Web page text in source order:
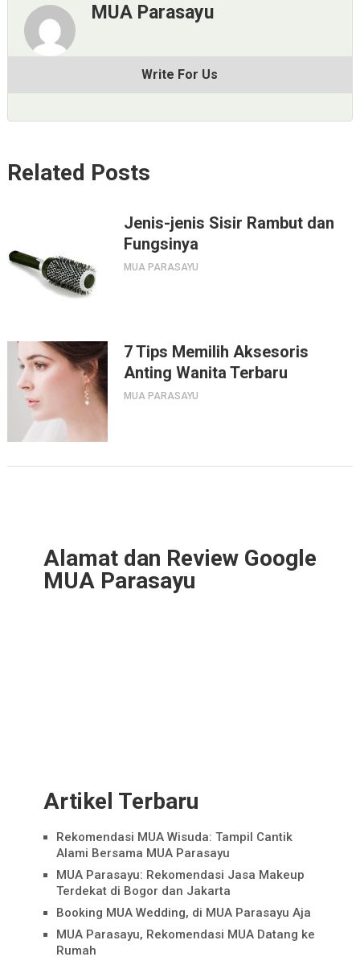
MUA Parasayu
Write For Us
Related Posts
Jenis-jenis Sisir Rambut dan
Fungsinya
MUA PARASAYU
7 Tips Memilih Aksesoris
Anting Wanita Terbaru
MUA PARASAYU
Alamat dan Review Google
MUA Parasayu
Artikel Terbaru
Rekomendasi MUA Wisuda: Tampil Cantik
Alami Bersama MUA Parasayu
MUA Parasayu: Rekomendasi Jasa Makeup
Terdekat di Bogor dan Jakarta
Booking MUA Wedding, di MUA Parasayu Aja
MUA Parasayu, Rekomendasi MUA Datang ke
Rumah